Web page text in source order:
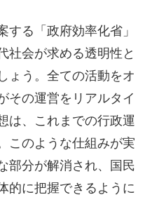
する「政府効率化省」
社会が求める透明性と
ょう。全ての活動をオ
その運営をリアルタイ
は、これまでの行政運
このような仕組みが実
部分が解消され、国民
的に把握できるように